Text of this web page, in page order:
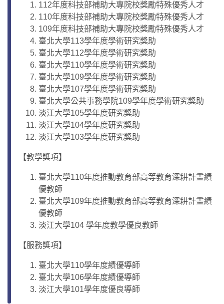
112年度科技部補助大專院校獎勵特殊優秀人才
110年度科技部補助大專院校獎勵特殊優秀人才
109年度科技部補助大專院校獎勵特殊優秀人才
臺北大學113學年度學術研究獎助
臺北大學112學年度學術研究獎助
臺北大學110學年度學術研究獎助
臺北大學109學年度學術研究獎助
臺北大學107學年度學術研究獎助
臺北大學公共事務學院109學年度學術研究獎助
淡江大學105學年度研究獎助
淡江大學104學年度研究獎助
淡江大學103學年度研究獎助
【教學獎項】
臺北大學110年度推動教育部高等教育深耕計畫績
優教師
臺北大學109年度推動教育部高等教育深耕計畫績
優教師
淡江大學104 學年度教學優良教師
【服務獎項】
臺北大學110學年度績優導師
臺北大學106學年度績優導師
淡江大學101學年度優良導師